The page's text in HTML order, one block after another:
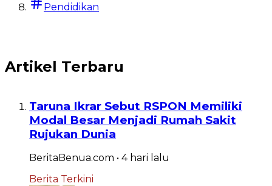
Pendidikan
Artikel Terbaru
Taruna Ikrar Sebut RSPON Memiliki
Modal Besar Menjadi Rumah Sakit
Rujukan Dunia
BeritaBenua.com • 4 hari lalu
Berita Terkini